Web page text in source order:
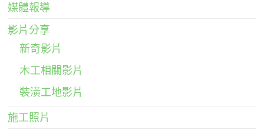
媒體報導
影片分享
新奇影片
木工相關影片
裝潢工地影片
施工照片